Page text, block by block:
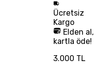
Ücretsiz
Kargo
Elden al,
kartla öde!
3.000 TL